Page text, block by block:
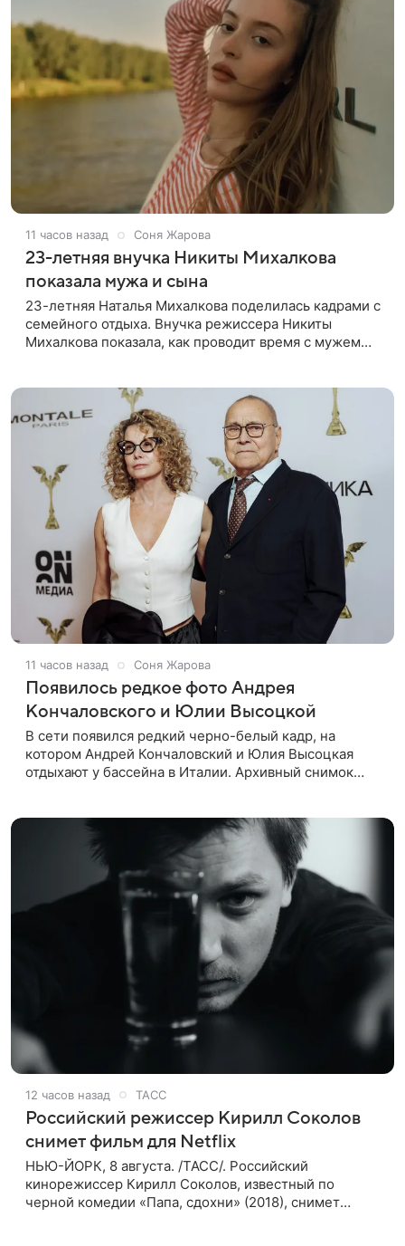
11 часов назад Соня Жарова
23-летняя внучка Никиты Михалкова
показала мужа и сына
23-летняя Наталья Михалкова поделилась кадрами с
семейного отдыха. Внучка режиссера Никиты
Михалкова показала, как проводит время с мужем
11 часов назад Соня Жарова
Появилось редкое фото Андрея
Кончаловского и Юлии Высоцкой
В сети появился редкий черно-белый кадр, на
котором Андрей Кончаловский и Юлия Высоцкая
отдыхают у бассейна в Италии. Архивный снимок
12 часов назад ТАСС
Российский режиссер Кирилл Соколов
снимет фильм для Netflix
НЬЮ-ЙОРК, 8 августа. /ТАСС/. Российский
кинорежиссер Кирилл Соколов, известный по
черной комедии «Папа, сдохни» (2018), снимет